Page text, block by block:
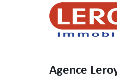
Agence